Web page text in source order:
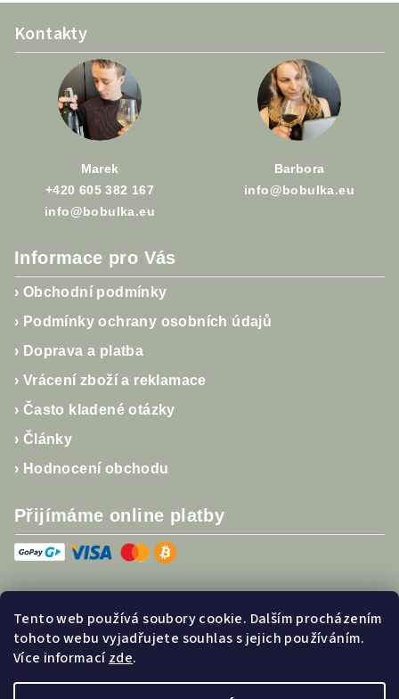
Tento web používá soubory cookie. Dalším procházením
tohoto webu vyjadřujete souhlas s jejich používáním.
Více informacízde.
Kontakty
Marek
+420 605 382 167
info@bobulka.eu
Barbora
info@bobulka.eu
Informace pro Vás
› Obchodní podmínky
› Podmínky ochrany osobních údajů
› Doprava a platba
› Vrácení zboží a reklamace
› Často kladené otázky
› Články
› Hodnocení obchodu
Přijímáme online platby
Sledujte nás